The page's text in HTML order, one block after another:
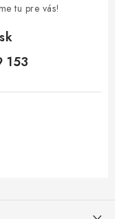
tu pre vás!
153